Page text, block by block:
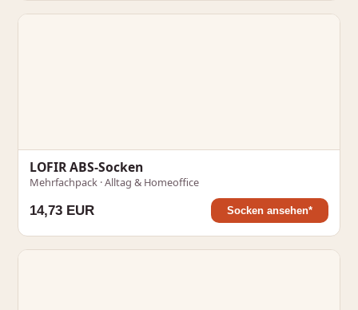
LOFIR ABS-Socken
Mehrfachpack · Alltag & Homeoffice
14,73 EUR Socken ansehen*